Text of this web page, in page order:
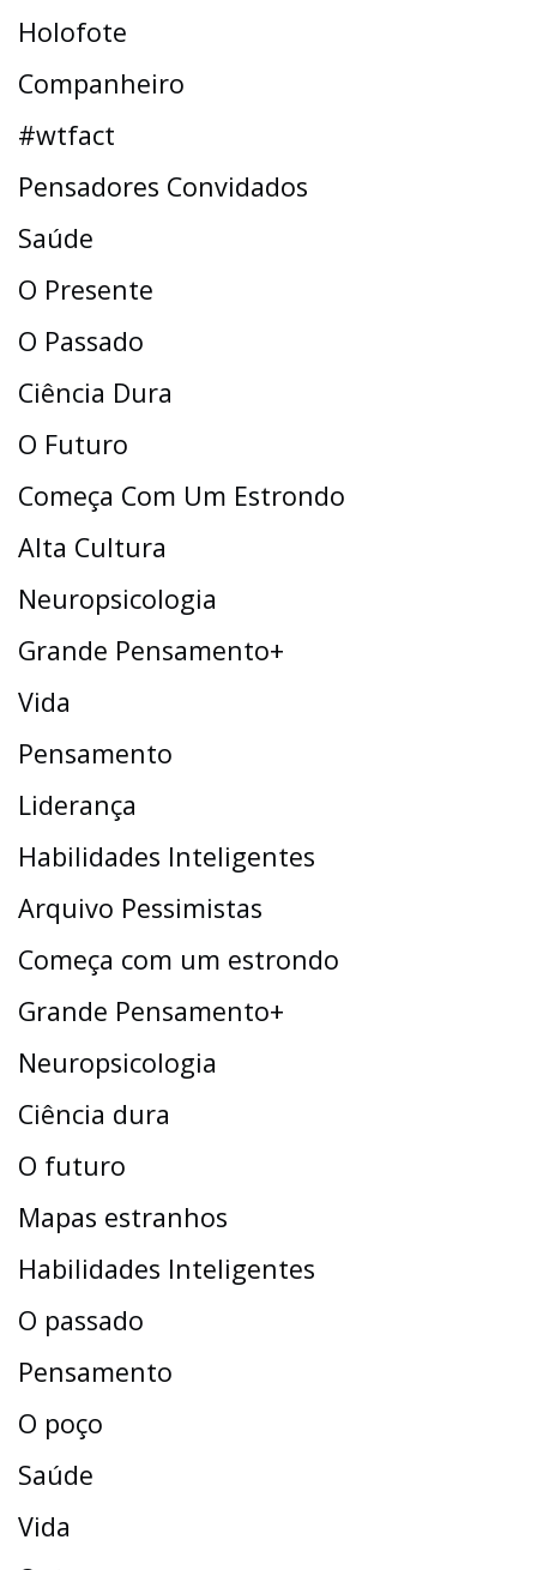
Holofote
Companheiro
#wtfact
Pensadores Convidados
Saúde
O Presente
O Passado
Ciência Dura
O Futuro
Começa Com Um Estrondo
Alta Cultura
Neuropsicologia
Grande Pensamento+
Vida
Pensamento
Liderança
Habilidades Inteligentes
Arquivo Pessimistas
Começa com um estrondo
Grande Pensamento+
Neuropsicologia
Ciência dura
O futuro
Mapas estranhos
Habilidades Inteligentes
O passado
Pensamento
O poço
Saúde
Vida